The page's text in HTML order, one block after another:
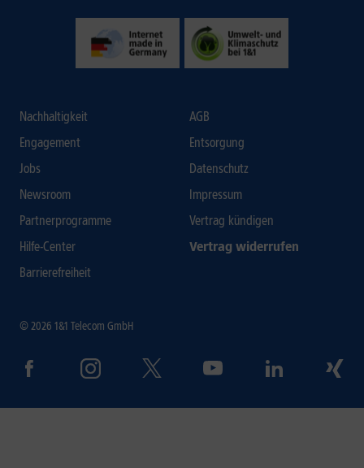
Nachhaltigkeit
Engagement
Jobs
Newsroom
Partnerprogramme
Hilfe-Center
Barrierefreiheit
AGB
Entsorgung
Datenschutz
Impressum
Vertrag kündigen
Vertrag widerrufen
© 2026 1&1 Telecom GmbH